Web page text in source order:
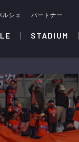
ルシェ パートナー
STADIUM